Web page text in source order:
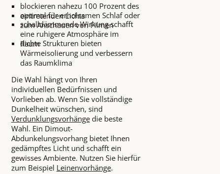
blockieren nahezu 100 Prozent des
eintretenden Lichts
optimal für erholsamen Schlaf oder
zum Anschauen von Filmen
schalldämmende Wirkung schafft
eine ruhigere Atmosphäre im
Raum
dichte Strukturen bieten
Wärmeisolierung und verbessern
das Raumklima
Die Wahl hängt von Ihren
individuellen Bedürfnissen und
Vorlieben ab. Wenn Sie vollständige
Dunkelheit wünschen, sind
Verdunklungsvorhängedie beste
Wahl. Ein Dimout-
Abdunkelungsvorhang bietet Ihnen
gedämpftes Licht und schafft ein
gewisses Ambiente. Nutzen Sie hierfür
zum Beispiel Leinenvorhänge.